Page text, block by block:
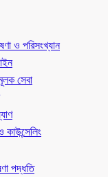
ও পরিসংখ্যান
সেবা
কাউন্সেলিং
পদ্ধতি